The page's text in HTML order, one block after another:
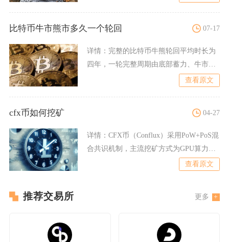
比特币牛市熊市多久一个轮回 07-17
详情： 完整的比特币牛熊轮回平均时长为
四年，一轮完整周期由底部蓄力、牛市拉
查看原文
cfx币如何挖矿 04-27
详情： CFX币（Conflux）采用PoW+PoS混
合共识机制，主流挖矿方式为GPU算力挖
查看原文
推荐交易所 更多